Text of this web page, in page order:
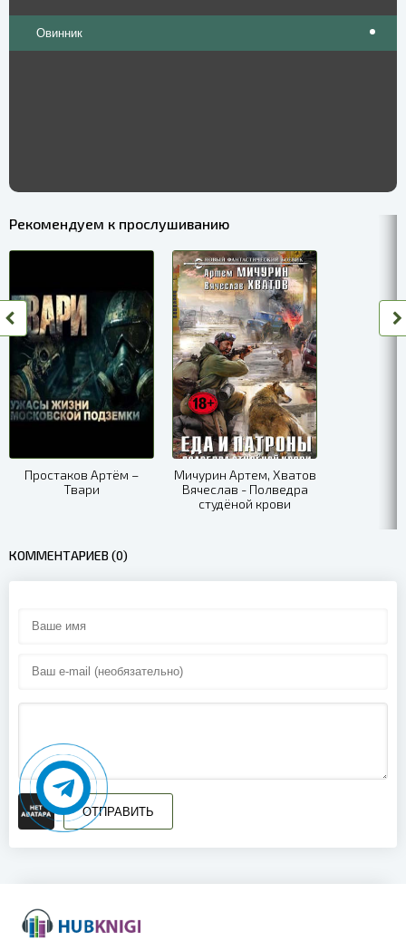
Овинник
Рекомендуем к прослушиванию
Простаков Артём –
Твари
Мичурин Артем, Хватов
Вячеслав - Полведра
студёной крови
КОММЕНТАРИЕВ (0)
ОТПРАВИТЬ